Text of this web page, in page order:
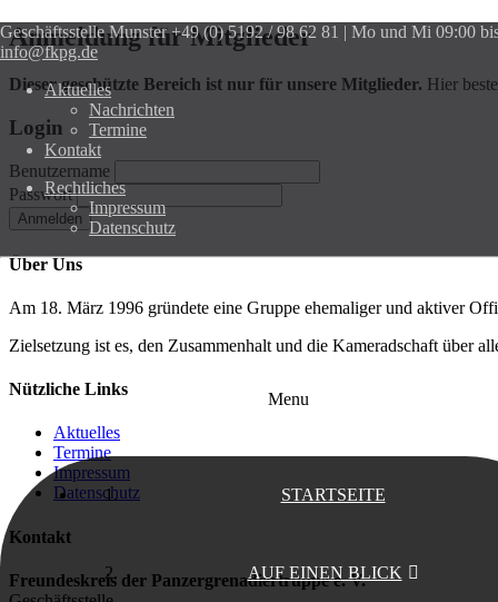
Geschäftsstelle Munster+49 (0) 5192 / 98 62 81 | Mo und Mi 09:00
info@fkpg.de
Aktuelles
Nachrichten
Termine
Kontakt
Rechtliches
Impressum
Datenschutz
Menu
STARTSEITE
AUF EINEN BLICK
Anmeldung für Mitglieder
Dieser geschützte Bereich ist nur für unsere Mitglieder. Hier
Login
Benutzername
Passwort
Anmelden
Über Uns
Am 18. März 1996 gründete eine Gruppe ehemaliger und aktiver
Zielsetzung ist es, den Zusammenhalt und die Kameradschaft über
Nützliche Links
Aktuelles
Termine
Impressum
Datenschutz
Kontakt
Freundeskreis der Panzergrenadiertruppe e. V.